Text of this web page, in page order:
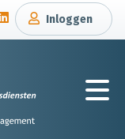
Inloggen